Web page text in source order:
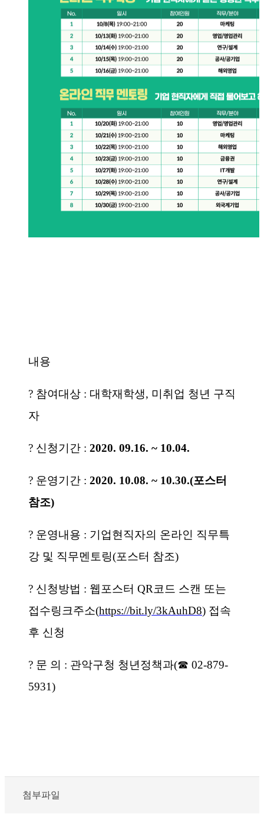
내용
? 참여대상 : 대학재학생, 미취업 청년 구직
자
? 신청기간 : 2020. 09.16. ~ 10.04.
? 운영기간 : 2020. 10.08. ~ 10.30.(포스터
참조)
? 운영내용 : 기업현직자의 온라인 직무특
강 및 직무멘토링(포스터 참조)
? 신청방법 : 웹포스터 QR 코드 스캔 또는
접수링크주소(https://bit.ly/3kAuhD8) 접속
후 신청
? 문 의 : 관악구청 청년정책과(☎ 02-879-
5931)
첨부파일